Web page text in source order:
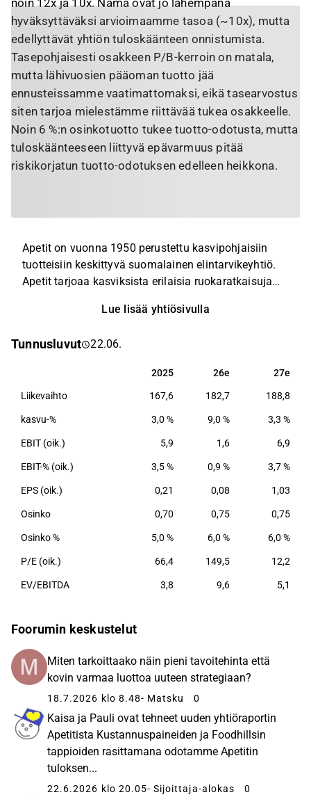
noin 12x ja 10x. Nämä ovat jo lähempänä
hyväksyttäväksi arvioimaamme tasoa (~10x), mutta
edellyttävät yhtiön tuloskäänteen onnistumista.
Tasepohjaisesti osakkeen P/B-kerroin on matala,
mutta lähivuosien pääoman tuotto jää
ennusteissamme vaatimattomaksi, eikä tasearvostus
siten tarjoa mielestämme riittävää tukea osakkeelle.
Noin 6 %:n osinkotuotto tukee tuotto-odotusta, mutta
tuloskäänteeseen liittyvä epävarmuus pitää
riskikorjatun tuotto-odotuksen edelleen heikkona.
Apetit on vuonna 1950 perustettu kasvipohjaisiin
tuotteisiin keskittyvä suomalainen elintarvikeyhtiö.
Apetit tarjoaa kasviksista erilaisia ruokaratkaisuja
Apetitin tuotantolaitokset sijaitsevat Suomessa ja
alueelle.
Lue lisää yhtiösivulla
Tunnusluvut 22.06.
2025 26e 27e
2025 26e 27e
Liikevaihto 167,6 182,7 188,8
kasvu-% 3,0 % 9,0 % 3,3 %
EBIT (oik.) 5,9 1,6 6,9
EBIT-% (oik.) 3,5 % 0,9 % 3,7 %
EPS (oik.) 0,21 0,08 1,03
Osinko 0,70 0,75 0,75
Osinko % 5,0 % 6,0 % 6,0 %
P/E (oik.) 66,4 149,5 12,2
EV/EBITDA 3,8 9,6 5,1
Foorumin keskustelut
Miten tarkoittaako näin pieni tavoitehinta että
kovin varmaa luottoa uuteen strategiaan?
18.7.2026 klo 8.48- Matsku 0
Kaisa ja Pauli ovat tehneet uuden yhtiöraportin
Apetitista Kustannuspaineiden ja Foodhillsin
tappioiden rasittamana odotamme Apetitin
tuloksen...
22.6.2026 klo 20.05- Sijoittaja-alokas 0